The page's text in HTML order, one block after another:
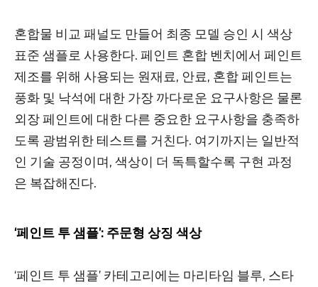
혼합물 비교 패널도 만들어 최종 모델 승인 시 색상
표준 샘플로 사용한다. 페인트 혼합 벤치에서 페인트
제조를 위해 사용되는 원재료, 안료, 혼합 페인트는
풍화 및 낙석에 대한 가장 까다로운 요구사항은 물론
외장 페인트에 대한 다른 중요한 요구사항을 충족하
도록 광범위한 테스트를 거친다. 여기까지는 일반적
인 기술 공정이며, 색상이 더 독특할수록 구현 과정
은 복잡해진다.
‘페인트 투 샘플’: 주문형 상징 색상
‘페인트 투 샘플’ 카테고리에는 마리타임 블루, 스타